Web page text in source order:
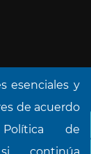
S/A © 2026.
esenciales y
de acuerdo
de